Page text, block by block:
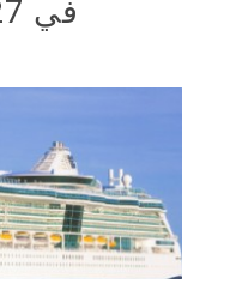
في 2027 و2028